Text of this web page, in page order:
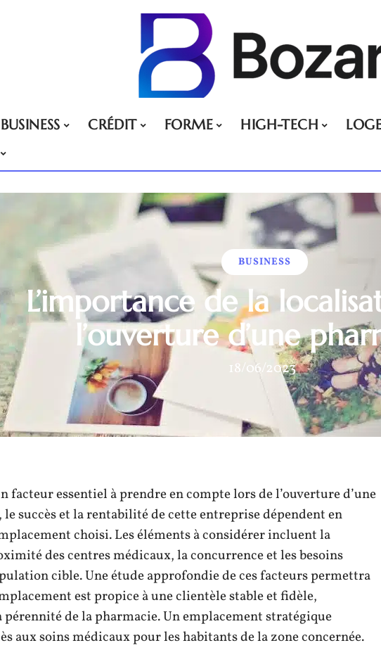
BUSINESS CRÉDIT FORME HIGH-TECH
BUSINESS
L’importance de la
l’ouverture d’une
18/06/2023
facteur essentiel à prendre en compte lors de l’ouverture d’une
succès et la rentabilité de cette entreprise dépendent en
choisi. Les éléments à considérer incluent la
des centres médicaux, la concurrence et les besoins
cible. Une étude approfondie de ces facteurs permettra
est propice à une clientèle stable et fidèle,
de la pharmacie. Un emplacement stratégique
aux soins médicaux pour les habitants de la zone concernée.